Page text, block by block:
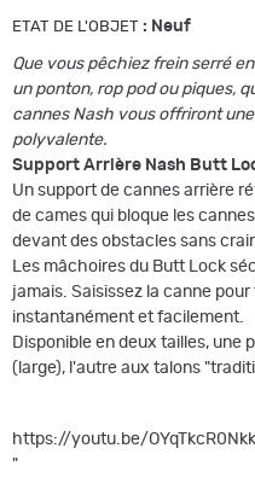
ETAT DE L'OBJET : Neuf
Que vous pêchiez frein serré
un ponton, rop pod ou piques,
cannes Nash vous offriront
polyvalente.
Support Arrière Nash Butt
Un support de cannes arrière
de cames qui bloque les
devant des obstacles sans
Les mâchoires du Butt Lock
jamais. Saisissez la canne
instantanément et facilement.
Disponible en deux tailles, une
(large), l'autre aux talons
https://youtu.be/OYqTkcR0Nkk
"